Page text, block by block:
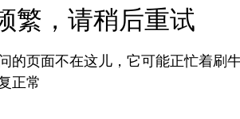
繁，请稍后重试
的页面不在这儿，它可能正忙着刷
正常